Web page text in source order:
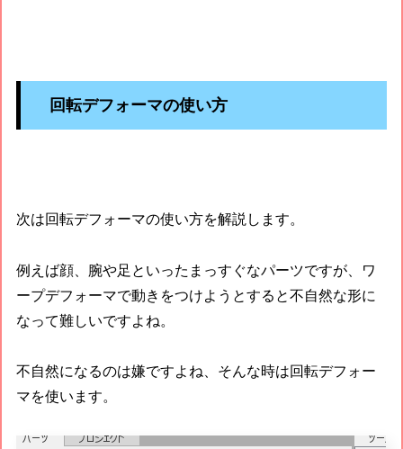
回転デフォーマの使い方
次は回転デフォーマの使い方を解説します。
例えば顔、腕や足といったまっすぐなパーツですが、ワ
ープデフォーマで動きをつけようとすると不自然な形に
なって難しいですよね。
不自然になるのは嫌ですよね、そんな時は回転デフォー
マを使います。